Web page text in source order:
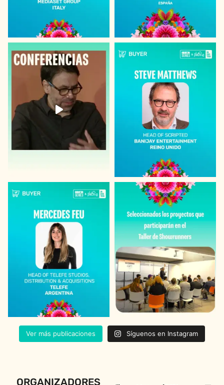
Ver más publicaciones Síguenos en Instagram
ORGANIZADORES